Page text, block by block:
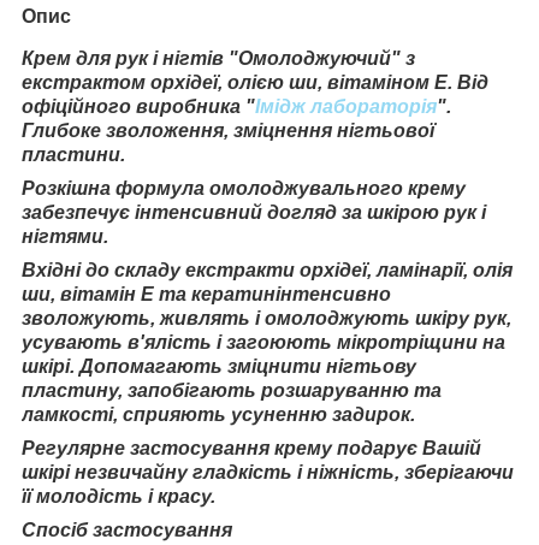
Опис
Крем для рук і нігтів "Омолоджуючий" з
екстрактом орхідеї, олією ши, вітаміном Е. Від
офіційного виробника "Імідж лабораторія".
Глибоке зволоження, зміцнення нігтьової
пластини.
Розкішна формула омолоджувального крему
забезпечує інтенсивний догляд за шкірою рук і
нігтями.
Вхідні до складу екстракти орхідеї, ламінарії, олія
ши, вітамін Е та кератинінтенсивно
зволожують, живлять і омолоджують шкіру рук,
усувають в'ялість і загоюють мікротріщини на
шкірі. Допомагають зміцнити нігтьову
пластину, запобігають розшаруванню та
ламкості, сприяють усуненню задирок.
Регулярне застосування крему подарує Вашій
шкірі незвичайну гладкість і ніжність, зберігаючи
її молодість і красу.
Спосіб застосування